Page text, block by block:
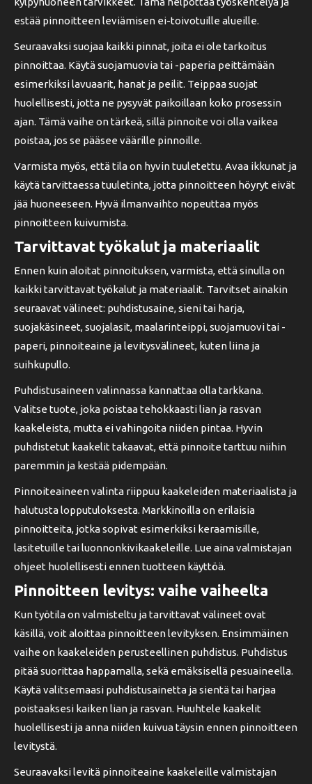
estää pinnoitteen leviämisen ei-toivotuille alueille.
Seuraavaksi suojaa kaikki pinnat, joita ei ole tarkoitus
pinnoittaa. Käytä suojamuovia tai -paperia peittämään
esimerkiksi lavuaarit, hanat ja peilit. Teippaa suojat
huolellisesti, jotta ne pysyvät paikoillaan koko prosessin
ajan. Tämä vaihe on tärkeä, sillä pinnoite voi olla vaikea
poistaa, jos se pääsee väärille pinnoille.
Varmista myös, että tila on hyvin tuuletettu. Avaa ikkunat ja
käytä tarvittaessa tuuletinta, jotta pinnoitteen höyryt eivät
jää huoneeseen. Hyvä ilmanvaihto nopeuttaa myös
pinnoitteen kuivumista.
Tarvittavat työkalut ja materiaalit
Ennen kuin aloitat pinnoituksen, varmista, että sinulla on
kaikki tarvittavat työkalut ja materiaalit. Tarvitset ainakin
seuraavat välineet: puhdistusaine, sieni tai harja,
suojakäsineet, suojalasit, maalarinteippi, suojamuovi tai -
paperi, pinnoiteaine ja levitysvälineet, kuten liina ja
suihkupullo.
Puhdistusaineen valinnassa kannattaa olla tarkkana.
Valitse tuote, joka poistaa tehokkaasti lian ja rasvan
kaakeleista, mutta ei vahingoita niiden pintaa. Hyvin
puhdistetut kaakelit takaavat, että pinnoite tarttuu niihin
paremmin ja kestää pidempään.
Pinnoiteaineen valinta riippuu kaakeleiden materiaalista ja
halutusta lopputuloksesta. Markkinoilla on erilaisia
pinnoitteita, jotka sopivat esimerkiksi keraamisille,
lasitetuille tai luonnonkivikaakeleille. Lue aina valmistajan
ohjeet huolellisesti ennen tuotteen käyttöä.
Pinnoitteen levitys: vaihe vaiheelta
Kun työtila on valmisteltu ja tarvittavat välineet ovat
käsillä, voit aloittaa pinnoitteen levityksen. Ensimmäinen
vaihe on kaakeleiden perusteellinen puhdistus. Puhdistus
pitää suorittaa happamalla, sekä emäksisellä pesuaineella.
Käytä valitsemaasi puhdistusainetta ja sientä tai harjaa
poistaaksesi kaiken lian ja rasvan. Huuhtele kaakelit
huolellisesti ja anna niiden kuivua täysin ennen pinnoitteen
levitystä.
Seuraavaksi levitä pinnoiteaine kaakeleille valmistajan